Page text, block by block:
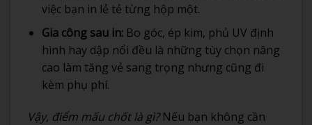
việc bạn in lẻ tẻ từng hộp một.
Gia công sau in:Bo góc, ép kim, phủ UV định
hình hay dập nổi đều là những tùy chọn nâng
cao làm tăng vẻ sang trọng nhưng cũng đi
kèm phụ phí.
Vậy, điểm mấu chốt là gì?Nếu bạn không cần